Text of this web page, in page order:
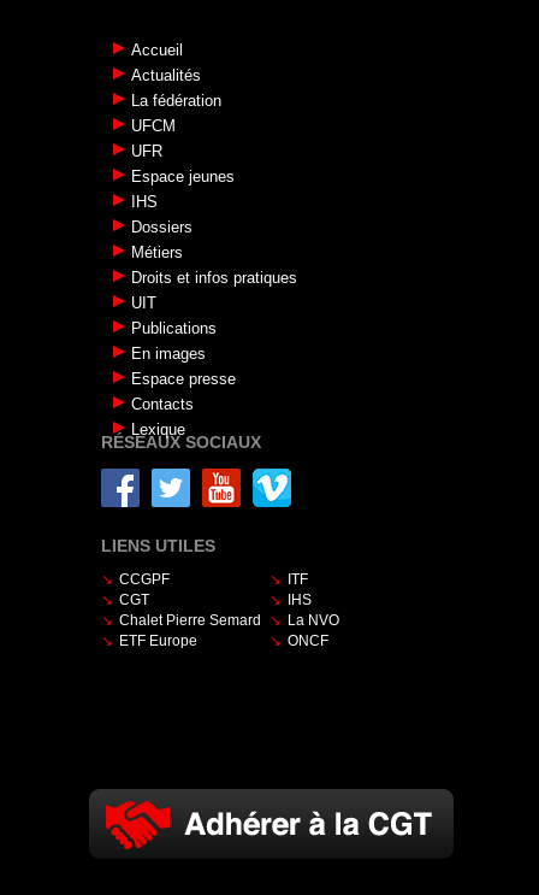
Accueil
Actualités
La fédération
UFCM
UFR
Espace jeunes
IHS
Dossiers
Métiers
Droits et infos pratiques
UIT
Publications
En images
Espace presse
Contacts
Lexique
RÉSEAUX SOCIAUX
LIENS UTILES
CCGPF
CGT
Chalet Pierre Semard
ETF Europe
ITF
IHS
La NVO
ONCF